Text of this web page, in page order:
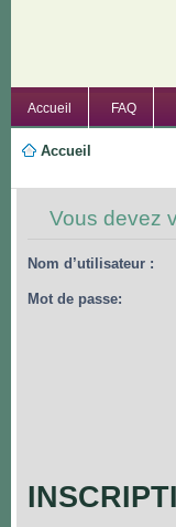
Accueil FAQ
Accueil
Vous devez
Nom d’utilisateur :
Mot de passe: